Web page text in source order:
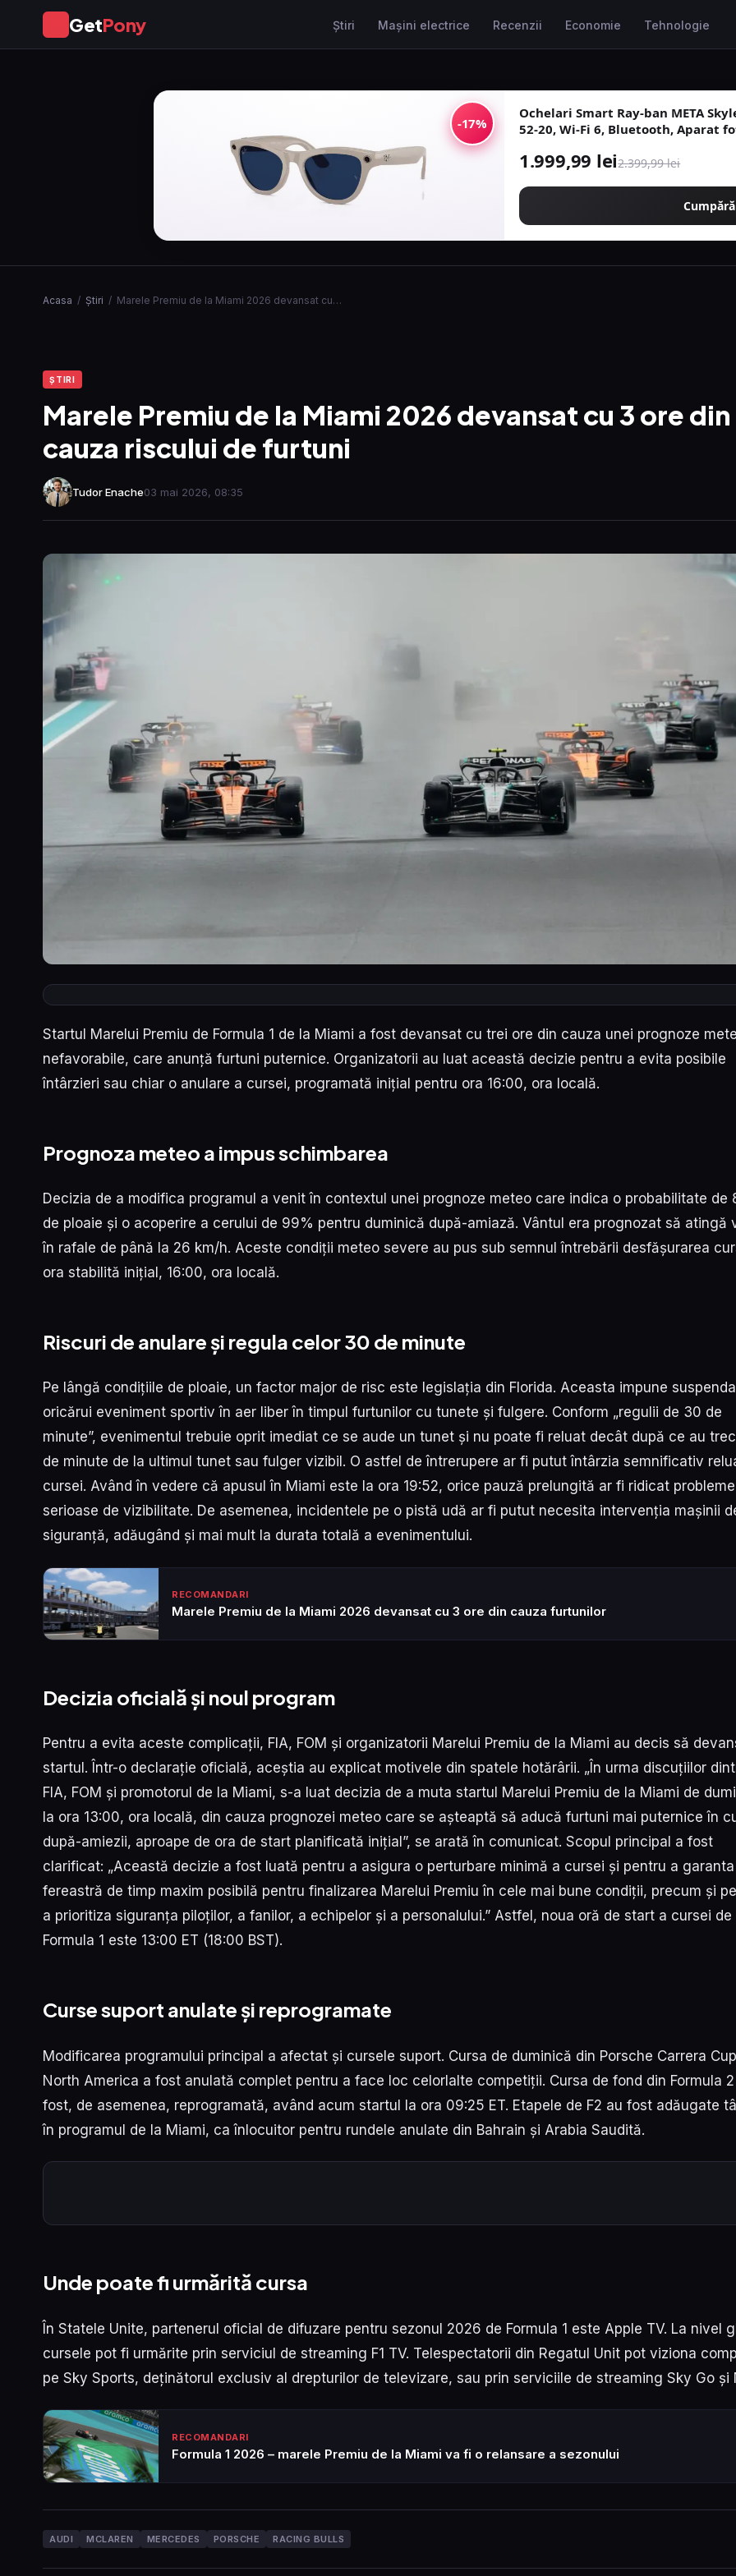
GetPony Ştiri Mașini electrice Recenzii Economie Tehnologie
-17%
Ochelari Smart Ray-ban META
52-20, Wi-Fi 6, Bluetooth, Aparat
1.999,99 lei2.399,99 lei
Acasa / Ştiri / Marele Premiu de la Miami 2026 devansat cu…
ŞTIRI
Marele Premiu de la Miami 2026 devansat cu 3 ore din
cauza riscului de furtuni
Tudor Enache03 mai 2026, 08:35
Startul Marelui Premiu de Formula 1 de la Miami a fost devansat cu trei ore din cauza unei prognoze
nefavorabile, care anunță furtuni puternice. Organizatorii au luat această decizie pentru a evita posibile
întârzieri sau chiar o anulare a cursei, programată inițial pentru ora 16:00, ora locală.
Prognoza meteo a impus schimbarea
Decizia de a modifica programul a venit în contextul unei prognoze meteo care indica o probabilitate de
de ploaie și o acoperire a cerului de 99% pentru duminică după-amiază. Vântul era prognozat să atingă
în rafale de până la 26 km/h. Aceste condiții meteo severe au pus sub semnul întrebării desfășurarea
ora stabilită inițial, 16:00, ora locală.
Riscuri de anulare și regula celor 30 de minute
Pe lângă condițiile de ploaie, un factor major de risc este legislația din Florida. Aceasta impune
oricărui eveniment sportiv în aer liber în timpul furtunilor cu tunete și fulgere. Conform „regulii de 30 de
minute”, evenimentul trebuie oprit imediat ce se aude un tunet și nu poate fi reluat decât după ce au
de minute de la ultimul tunet sau fulger vizibil. O astfel de întrerupere ar fi putut întârzia semnificativ
cursei. Având în vedere că apusul în Miami este la ora 19:52, orice pauză prelungită ar fi ridicat probleme
serioase de vizibilitate. De asemenea, incidentele pe o pistă udă ar fi putut necesita intervenția mașinii
siguranță, adăugând și mai mult la durata totală a evenimentului.
RECOMANDARI
Marele Premiu de la Miami 2026 devansat cu 3 ore din cauza furtunilor
Decizia oficială și noul program
Pentru a evita aceste complicații, FIA, FOM și organizatorii Marelui Premiu de la Miami au decis să
startul. Într-o declarație oficială, aceștia au explicat motivele din spatele hotărârii. „În urma discuțiilor
FIA, FOM și promotorul de la Miami, s-a luat decizia de a muta startul Marelui Premiu de la Miami de
la ora 13:00, ora locală, din cauza prognozei meteo care se așteaptă să aducă furtuni mai puternice în
după-amiezii, aproape de ora de start planificată inițial”, se arată în comunicat. Scopul principal a fost
clarificat: „Această decizie a fost luată pentru a asigura o perturbare minimă a cursei și pentru a
fereastră de timp maxim posibilă pentru finalizarea Marelui Premiu în cele mai bune condiții, precum și
a prioritiza siguranța piloților, a fanilor, a echipelor și a personalului.” Astfel, noua oră de start a cursei de
Formula 1 este 13:00 ET (18:00 BST).
Curse suport anulate și reprogramate
Modificarea programului principal a afectat și cursele suport. Cursa de duminică din Porsche Carrera Cup
North America a fost anulată complet pentru a face loc celorlalte competiții. Cursa de fond din Formula
fost, de asemenea, reprogramată, având acum startul la ora 09:25 ET. Etapele de F2 au fost adăugate
în programul de la Miami, ca înlocuitor pentru rundele anulate din Bahrain și Arabia Saudită.
Unde poate fi urmărită cursa
În Statele Unite, partenerul oficial de difuzare pentru sezonul 2026 de Formula 1 este Apple TV. La nivel
cursele pot fi urmărite prin serviciul de streaming F1 TV. Telespectatorii din Regatul Unit pot viziona
pe Sky Sports, deținătorul exclusiv al drepturilor de televizare, sau prin serviciile de streaming Sky Go și
RECOMANDARI
Formula 1 2026 – marele Premiu de la Miami va fi o relansare a sezonului
AUDI MCLAREN MERCEDES PORSCHE RACING BULLS